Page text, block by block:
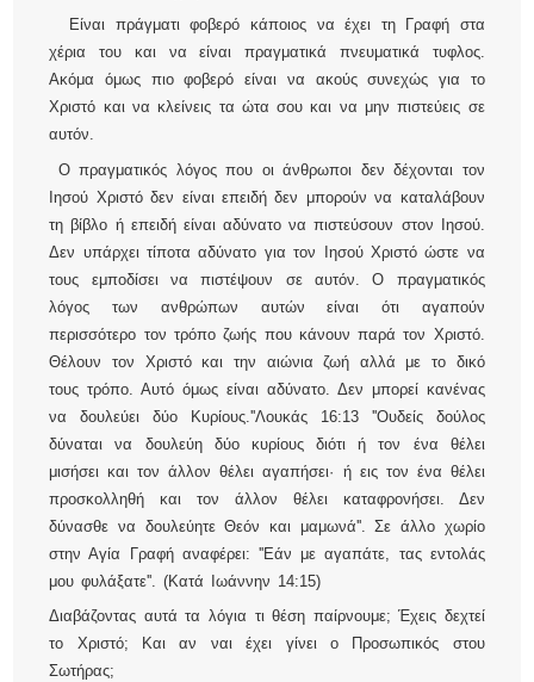
Είναι πράγματι φοβερό κάποιος να έχει τη Γραφή στα
χέρια του και να είναι πραγματικά πνευματικά τυφλος.
Ακόμα όμως πιο φοβερό είναι να ακούς συνεχώς για το
Χριστό και να κλείνεις τα ώτα σου και να μην πιστεύεις σε
αυτόν.
Ο πραγματικός λόγος που οι άνθρωποι δεν δέχονται τον
Ιησού Χριστό δεν είναι επειδή δεν μπορούν να καταλάβουν
τη βίβλο ή επειδή είναι αδύνατο να πιστεύσουν στον Ιησού.
Δεν υπάρχει τίποτα αδύνατο για τον Ιησού Χριστό ώστε να
τους εμποδίσει να πιστέψουν σε αυτόν. Ο πραγματικός
λόγος των ανθρώπων αυτών είναι ότι αγαπούν
περισσότερο τον τρόπο ζωής που κάνουν παρά τον Χριστό.
Θέλουν τον Χριστό και την αιώνια ζωή αλλά με το δικό
τους τρόπο. Αυτό όμως είναι αδύνατο. Δεν μπορεί κανένας
να δουλεύει δύο Κυρίους.''Λουκάς 16:13 ''Ουδείς δούλος
δύναται να δουλεύη δύο κυρίους διότι ή τον ένα θέλει
μισήσει και τον άλλον θέλει αγαπήσει· ή εις τον ένα θέλει
προσκολληθή και τον άλλον θέλει καταφρονήσει. Δεν
δύνασθε να δουλεύητε Θεόν και μαμωνά''. Σε άλλο χωρίο
στην Αγία Γραφή αναφέρει: ''Εάν με αγαπάτε, τας εντολάς
μου φυλάξατε''. (Κατά Ιωάννην 14:15)
Διαβάζοντας αυτά τα λόγια τι θέση παίρνουμε; Έχεις δεχτεί
το Χριστό; Και αν ναι έχει γίνει ο Προσωπικός στου
Σωτήρας;